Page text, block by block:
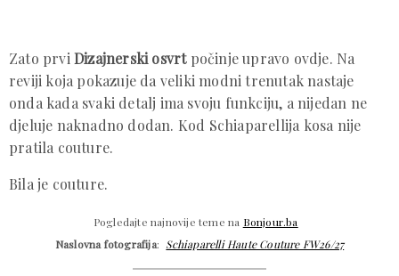
Zato prvi Dizajnerski osvrtpočinje upravo ovdje. Na
reviji koja pokazuje da veliki modni trenutak nastaje
onda kada svaki detalj ima svoju funkciju, a nijedan ne
djeluje naknadno dodan. Kod Schiaparellija kosa nije
pratila couture.
Bila je couture.
Pogledajte najnovije teme na Bonjour.ba
Naslovna fotografija: Schiaparelli Haute Couture FW26/27